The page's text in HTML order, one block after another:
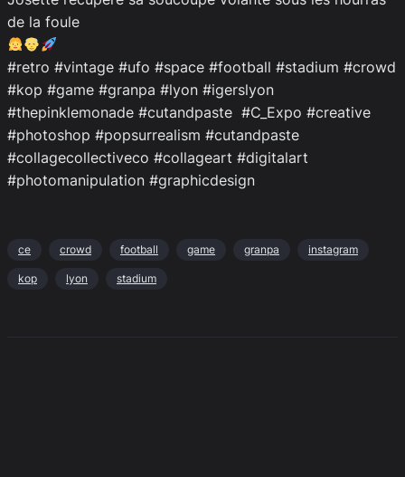
de la foule
#retro #vintage #ufo #space #football #stadium #crowd
#kop #game #granpa #lyon #igerslyon
#thepinklemonade #cutandpaste #C_Expo #creative
#photoshop #popsurrealism #cutandpaste
#collagecollectiveco #collageart #digitalart
#photomanipulation #graphicdesign
ce crowd football game granpa instagram
kop lyon stadium